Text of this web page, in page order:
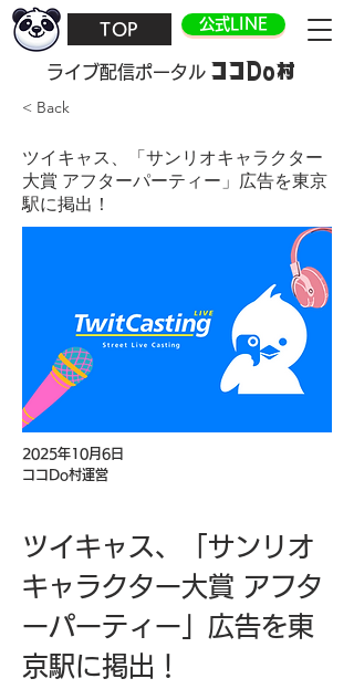
TOP 公式LINE
​ライブ配信ポータル ココDo村
< Back
ツイキャス、「サンリオキャラクター
大賞 アフターパーティー」広告を東京
駅に掲出！
2025年10月6日
ココDo村運営
ツイキャス、「サンリオ
キャラクター大賞 アフタ
ーパーティー」広告を東
京駅に掲出！